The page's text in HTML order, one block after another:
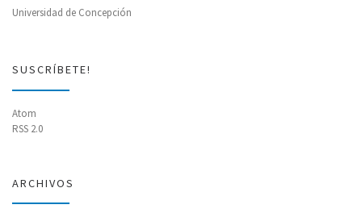
Universidad de Concepción
SUSCRÍBETE!
Atom
RSS 2.0
ARCHIVOS